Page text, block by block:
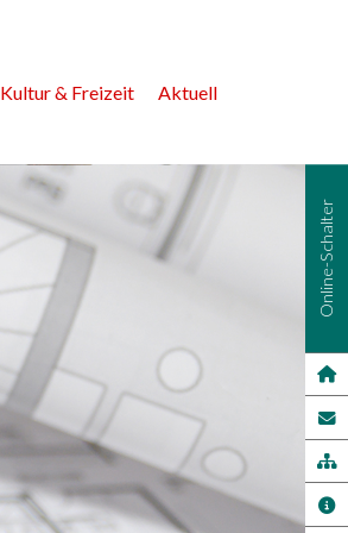
Kultur & Freizeit Aktuell
Online-Schalter